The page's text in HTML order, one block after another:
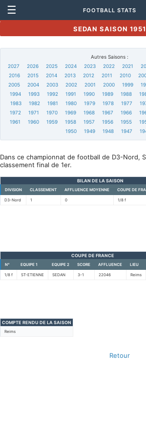
☰ FOOTBALL STATS
SEDAN SAISON 1951
Autres Saisons :
2027
2026 2025 2024 2023 2022 2021
2016
2015 2014 2013 2012 2011 2010
2005
2004 2003 2002 2001 2000 1999
1994
1993 1992 1991 1990 1989 1988
1983
1982 1981 1980 1979 1978 1977
1972
1971 1970 1969 1968 1967 1966
1961
1960 1959 1958 1957 1956 1955
1950
1949 1948 1947
Dans ce championnat de football de D3-Nord,
classement final de 1er.
BILAN DE LA SAISON
DIVISION CLASSEMENT AFFLUENCE MOYENNE COUPE DE
D3-Nord 1 0 1/8 f
COUPE DE FRANCE
N° EQUIPE 1 EQUIPE 2 SCORE AFFLUENCE LIEU
1/8 f ST-ETIENNE SEDAN 3-1 22046 Reims
COMPTE RENDU DE LA SAISON
Reims
Retour